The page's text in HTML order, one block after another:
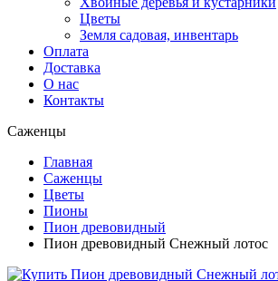
Цветы
Земля садовая, инвентарь
Оплата
Доставка
О нас
Контакты
Саженцы
Главная
Саженцы
Цветы
Пионы
Пион древовидный
Пион древовидный Снежный лотос